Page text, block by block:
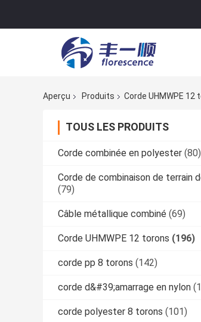
Aperçu
Produits Corde UHMWPE 12
TOUS LES PRODUITS
Corde combinée en polyester (80)
Corde de combinaison de terrain
(79)
Câble métallique combiné (69)
Corde UHMWPE 12 torons (196)
corde pp 8 torons (142)
corde d&#39;amarrage en nylon
corde polyester 8 torons (101)